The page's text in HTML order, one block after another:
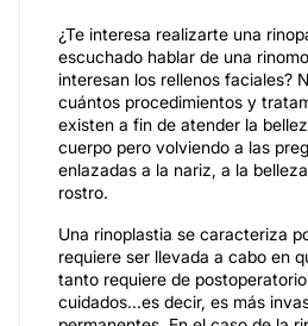
¿Te interesa realizarte una
escuchado hablar de una
interesan los rellenos faciales?
cuántos procedimientos y
existen a fin de atender la
cuerpo pero volviendo a las
enlazadas a la nariz, a la
rostro.
Una rinoplastia se caracteriza
requiere ser llevada a cabo en
tanto requiere de
cuidados...es decir, es más